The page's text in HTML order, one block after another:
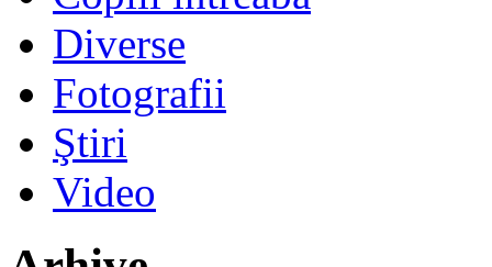
Diverse
Fotografii
Ştiri
Video